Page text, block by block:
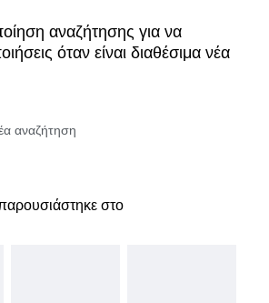
αναζήτησης για να
όταν είναι διαθέσιμα νέα
στο